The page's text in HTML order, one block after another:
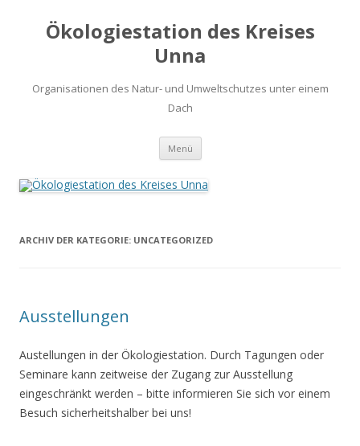
Ökologiestation des Kreises
Unna
Organisationen des Natur- und Umweltschutzes unter einem
Dach
Menü Zum
springen
ARCHIV DER KATEGORIE: UNCATEGORIZED
Ausstellungen
Austellungen in der Ökologiestation. Durch Tagungen oder
Seminare kann zeitweise der Zugang zur Ausstellung
eingeschränkt werden – bitte informieren Sie sich vor einem
Besuch sicherheitshalber bei uns!